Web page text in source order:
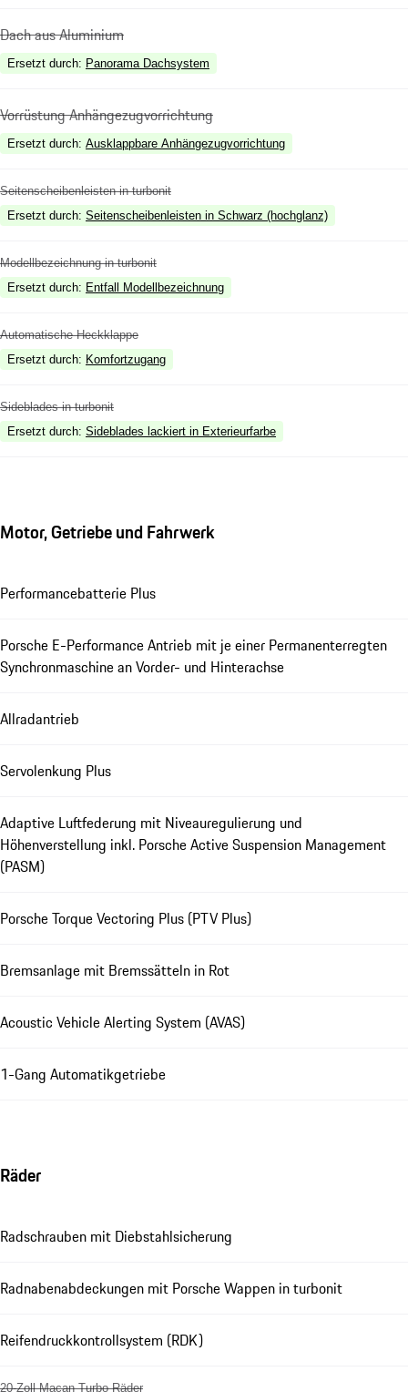
Dach aus Aluminium
Ersetzt durch: Panorama Dachsystem
Vorrüstung Anhängezugvorrichtung
Ersetzt durch: Ausklappbare Anhängezugvorrichtung
Seitenscheibenleisten in turbonit
Ersetzt durch: Seitenscheibenleisten in Schwarz (hochglanz)
Modellbezeichnung in turbonit
Ersetzt durch: Entfall Modellbezeichnung
Automatische Heckklappe
Ersetzt durch: Komfortzugang
Sideblades in turbonit
Ersetzt durch: Sideblades lackiert in Exterieurfarbe
Motor, Getriebe und Fahrwerk
Performancebatterie Plus
Porsche E-Performance Antrieb mit je einer Permanenterregten
Synchronmaschine an Vorder- und Hinterachse
Allradantrieb
Servolenkung Plus
Adaptive Luftfederung mit Niveauregulierung und
Höhenverstellung inkl. Porsche Active Suspension Management
(PASM)
Porsche Torque Vectoring Plus (PTV Plus)
Bremsanlage mit Bremssätteln in Rot
Acoustic Vehicle Alerting System (AVAS)
1-Gang Automatikgetriebe
Räder
Radschrauben mit Diebstahlsicherung
Radnabenabdeckungen mit Porsche Wappen in turbonit
Reifendruckkontrollsystem (RDK)
20-Zoll Macan Turbo Räder